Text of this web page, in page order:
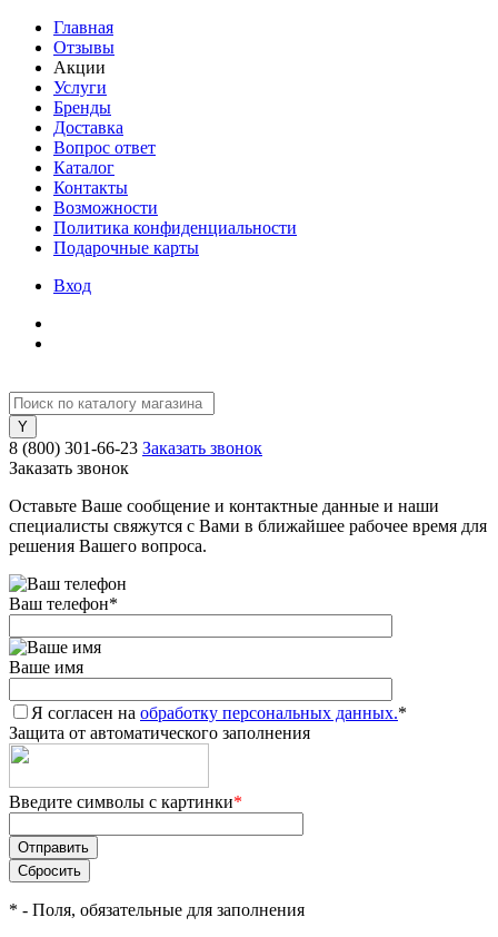
Главная
Отзывы
Акции
Услуги
Бренды
Доставка
Вопрос ответ
Каталог
Контакты
Возможности
Политика конфиденциальности
Подарочные карты
Вход
8 (800) 301-66-23 Заказать звонок
Заказать звонок
Оставьте Ваше сообщение и контактные данные и наши
специалисты свяжутся с Вами в ближайшее рабочее время для
решения Вашего вопроса.
Ваш телефон*
Ваше имя
Я согласен на обработку персональных данных.*
Защита от автоматического заполнения
Введите символы с картинки*
* - Поля, обязательные для заполнения